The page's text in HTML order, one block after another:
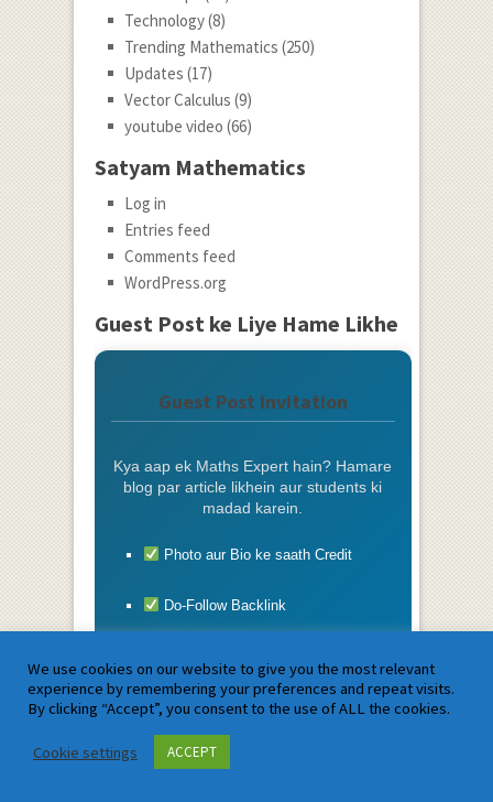
Technology(8)
Trending Mathematics (250)
Updates (17)
Vector Calculus (9)
youtube video (66)
Satyam Mathematics
Log in
Entries feed
Comments feed
WordPress.org
Guest Post ke Liye Hame Likhe
Guest Post Invitation
Kya aap ek Maths Expert hain? Hamare
blog par article likhein aur students ki
madad karein.
Photo aur Bio ke saath Credit
Do-Follow Backlink
Abhi Likhein ✍️
We use cookies on our website to give you the most relevant
experience by remembering your preferences and repeat visits.
By clicking “Accept”, you consent to the use of ALL the cookies.
Cookie settings ACCEPT